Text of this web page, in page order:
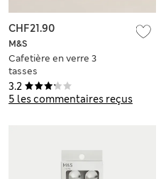
3.2
5 les commentaires reçus
M&S
Cafetière en verre 3
tasses
CHF21.90